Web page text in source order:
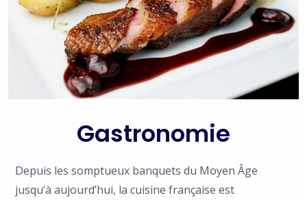
Gastronomie
Depuis les somptueux banquets du Moyen Âge
jusqu’à aujourd’hui, la cuisine française est